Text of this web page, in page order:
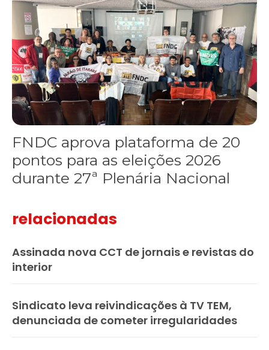
FNDC aprova plataforma de 20
pontos para as eleições 2026
durante 27ª Plenária Nacional
relacionadas
Assinada nova CCT de jornais e revistas do
interior
Sindicato leva reivindicações à TV TEM,
denunciada de cometer irregularidades